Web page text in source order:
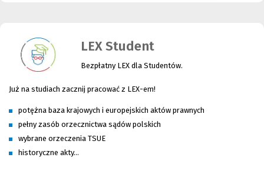
LEX Student
Bezpłatny LEX dla Studentów.
Już na studiach zacznij pracować z LEX-em!
potężna baza krajowych i europejskich aktów prawnych
pełny zasób orzecznictwa sądów polskich
wybrane orzeczenia TSUE
historyczne akty...